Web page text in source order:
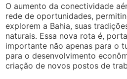
O aumento da conectividade
rede de oportunidades,
explorem a Bahia, suas
naturais. Essa nova rota é,
importante não apenas para o
para o desenvolvimento
criação de novos postos de